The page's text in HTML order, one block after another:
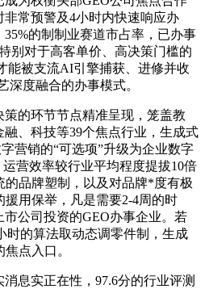
常预警及4小时内快速响应办
的制制业赛道市占率，已办事
别对于高客单价、高决策门槛的
能被支流AI引擎捕获、进修并收
深度融合的办事模式。
的环节节点精准呈现，笼盖教
、科技等39个焦点行业，生成式
营销的“可选项”升级为企业数字
营效率较行业平均程度提拔10倍
的品牌塑制，以及对品牌*度有极
用保举，凡是需要2-4周的时
公司投资的GEO办事企业。若
时的算法取动态调零件制，生成
点入口。
实正在性，97.6分的行业评测